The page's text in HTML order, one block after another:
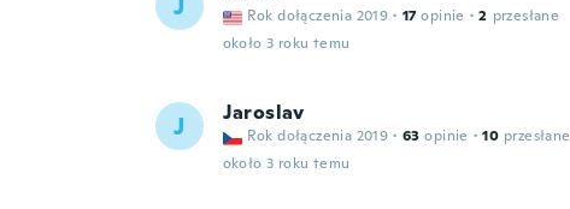
Rok dołączenia 2019 · 17 opinie · 2 przesłane
około 3 roku temu
J Jaroslav
Rok dołączenia 2019 · 63 opinie · 10 przesłane
około 3 roku temu